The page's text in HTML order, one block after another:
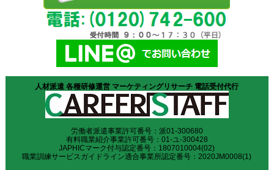
人材派遣 各種研修運営 マーケティングリサーチ 電話受付代行
労働者派遣事業許可番号：派01-300680
有料職業紹介事業許可番号：01-ユ-300428
JAPHICマーク付与認定番号：1807010004(02)
職業訓練サービスガイドライン適合事業所認定番号：2020JM0008(1)